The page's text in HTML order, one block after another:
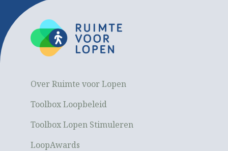
Over Ruimte voor Lopen
Toolbox Loopbeleid
Toolbox Lopen Stimuleren
LoopAwards